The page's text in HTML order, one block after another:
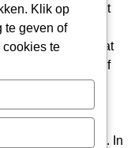
kon komen met
mezelf de
en angst sta. Dat
te kijken en lief
zei: “Ik
van je paniek. In
Klik op
te geven of
te